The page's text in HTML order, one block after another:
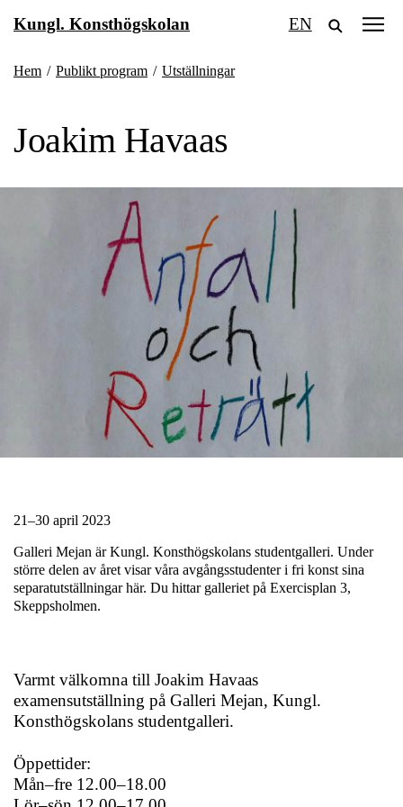
tillKungl. Konsthögskolan EN
Hem / Publikt program / Utställningar
Joakim Havaas
21–30 april 2023
Galleri Mejan är Kungl. Konsthögskolans studentgalleri. Under
större delen av året visar våra avgångsstudenter i fri konst sina
separatutställningar här. Du hittar galleriet på Exercisplan 3,
Skeppsholmen.
Varmt välkomna till Joakim Havaas
examensutställning på Galleri Mejan, Kungl.
Konsthögskolans studentgalleri.
Öppettider:
Mån–fre 12.00–18.00